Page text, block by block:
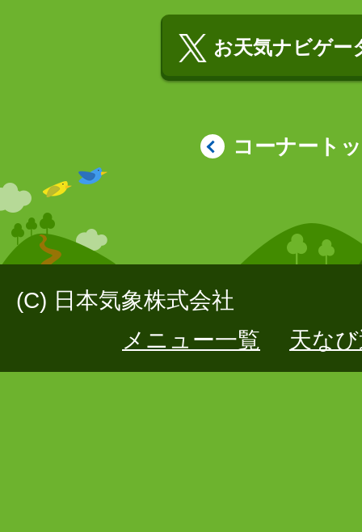
お天気ナビゲー
コーナート
(C) 日本気象株式会社
メニュー一覧
天な